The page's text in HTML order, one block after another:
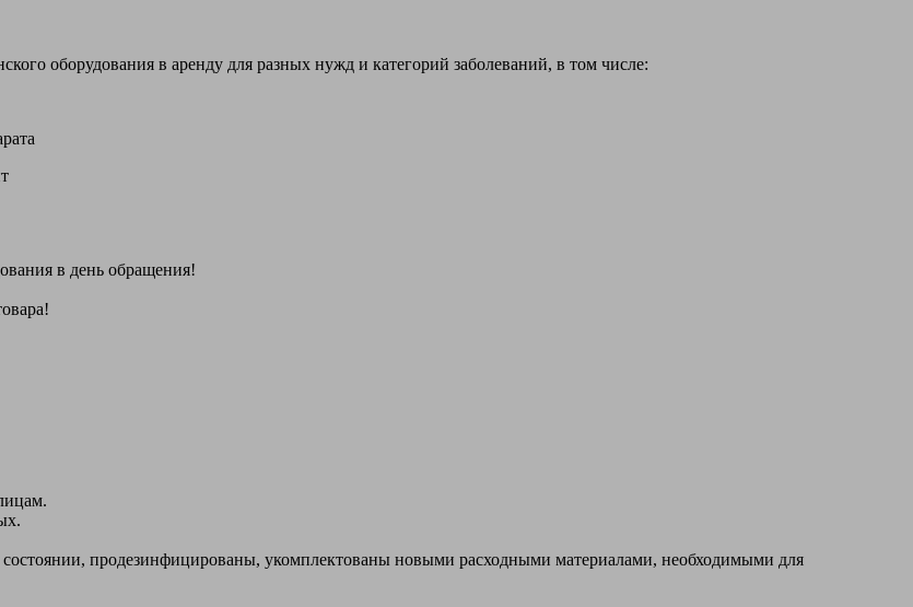
оборудования в аренду для разных нужд и категорий заболеваний, в том числе:
в день обращения!
продезинфицированы, укомплектованы новыми расходными материалами, необходимыми для